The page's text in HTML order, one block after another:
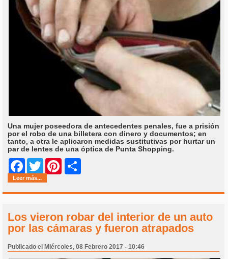
Una mujer poseedora de antecedentes penales, fue a prisión
por el robo de una billetera con dinero y documentos; en
tanto, a otra le aplicaron medidas sustitutivas por hurtar un
par de lentes de una óptica de Punta Shopping.
Facebook
Twitter Pinterest
Leer más...
Los vieron robar del interior de un auto
por las cámaras y fueron atrapados
Publicado el Miércoles, 08 Febrero 2017 - 10:46